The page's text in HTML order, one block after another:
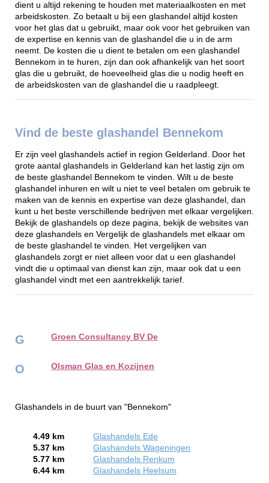
dient u altijd rekening te houden met materiaalkosten en met
arbeidskosten. Zo betaalt u bij een glashandel altijd kosten
voor het glas dat u gebruikt, maar ook voor het gebruiken van
de expertise en kennis van de glashandel die u in de arm
neemt. De kosten die u dient te betalen om een glashandel
Bennekom in te huren, zijn dan ook afhankelijk van het soort
glas die u gebruikt, de hoeveelheid glas die u nodig heeft en
de arbeidskosten van de glashandel die u raadpleegt.
Vind de beste glashandel Bennekom
Er zijn veel glashandels actief in region Gelderland. Door het
grote aantal glashandels in Gelderland kan het lastig zijn om
de beste glashandel Bennekom te vinden. Wilt u de beste
glashandel inhuren en wilt u niet te veel betalen om gebruik te
maken van de kennis en expertise van deze glashandel, dan
kunt u het beste verschillende bedrijven met elkaar vergelijken.
Bekijk de glashandels op deze pagina, bekijk de websites van
deze glashandels en Vergelijk de glashandels met elkaar om
de beste glashandel te vinden. Het vergelijken van
glashandels zorgt er niet alleen voor dat u een glashandel
vindt die u optimaal van dienst kan zijn, maar ook dat u een
glashandel vindt met een aantrekkelijk tarief.
G Groen Consultancy BV De
O Olsman Glas en Kozijnen
Glashandels in de buurt van "Bennekom"
4.49 km
Glashandels Ede
5.37 km
Glashandels Wageningen
5.77 km
Glashandels Renkum
6.44 km
Glashandels Heelsum